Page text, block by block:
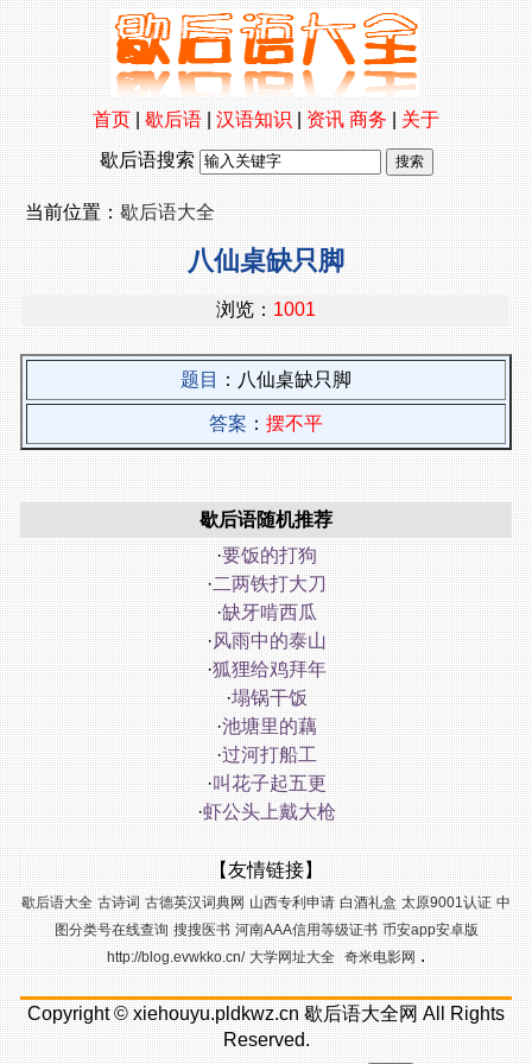
首页|歇后语|汉语知识|资讯 商务|关于
歇后语搜索
当前位置：歇后语大全
八仙桌缺只脚
浏览： 1001
题目 ：八仙桌缺只脚
答案 ： 摆不平
歇后语随机推荐
·要饭的打狗
·二两铁打大刀
·缺牙啃西瓜
·风雨中的泰山
·狐狸给鸡拜年
·塌锅干饭
·池塘里的藕
·过河打船工
·叫花子起五更
·虾公头上戴大枪
【友情链接】
歇后语大全 古诗词 古德英汉词典网 山西专利申请 白酒礼盒 太原9001认证 中
图分类号在线查询 搜搜医书 河南AAA信用等级证书 币安app安卓版
http://blog.evwkko.cn/ 大学网址大全 奇米电影网.
Copyright ©xiehouyu.pldkwz.cn 歇后语大全网All Rights
Reserved.